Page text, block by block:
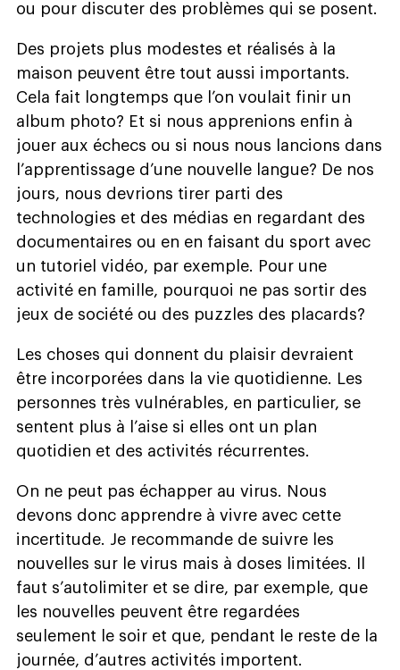
ou pour discuter des problèmes qui se posent.
Des projets plus modestes et réalisés à la
maison peuvent être tout aussi importants.
Cela fait longtemps que l’on voulait finir un
album photo? Et si nous apprenions enfin à
jouer aux échecs ou si nous nous lancions dans
l’apprentissage d’une nouvelle langue? De nos
jours, nous devrions tirer parti des
technologies et des médias en regardant des
documentaires ou en en faisant du sport avec
un tutoriel vidéo, par exemple. Pour une
activité en famille, pourquoi ne pas sortir des
jeux de société ou des puzzles des placards?
Les choses qui donnent du plaisir devraient
être incorporées dans la vie quotidienne. Les
personnes très vulnérables, en particulier, se
sentent plus à l’aise si elles ont un plan
quotidien et des activités récurrentes.
On ne peut pas échapper au virus. Nous
devons donc apprendre à vivre avec cette
incertitude. Je recommande de suivre les
nouvelles sur le virus mais à doses limitées. Il
faut s’autolimiter et se dire, par exemple, que
les nouvelles peuvent être regardées
seulement le soir et que, pendant le reste de la
journée, d’autres activités importent.